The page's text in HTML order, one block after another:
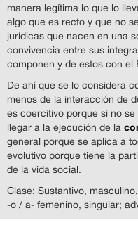
manera legítima lo que lo
algo que es recto y que no
jurídicas que nacen en una
convivencia entre sus
componen y de estos con el
De ahí que se lo considera
menos de la interacción de
es coercitivo porque si no
llegar a la ejecución de la
general porque se aplica a
evolutivo porque tiene la
de la vida social.
Clase: Sustantivo,
-o / a- femenino, singular;